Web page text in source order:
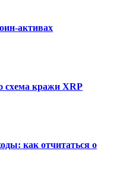
активах
схема кражи XRP
как отчитаться о